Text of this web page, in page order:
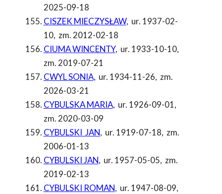
2025-09-18
CISZEK MIECZYSŁAW, ur. 1937-02-
10, zm. 2012-02-18
CIUMA WINCENTY, ur. 1933-10-10,
zm. 2019-07-21
CWYL SONIA, ur. 1934-11-26, zm.
2026-03-21
CYBULSKA MARIA, ur. 1926-09-01,
zm. 2020-03-09
CYBULSKI JAN, ur. 1919-07-18, zm.
2006-01-13
CYBULSKI JAN, ur. 1957-05-05, zm.
2019-02-13
CYBULSKI ROMAN, ur. 1947-08-09,